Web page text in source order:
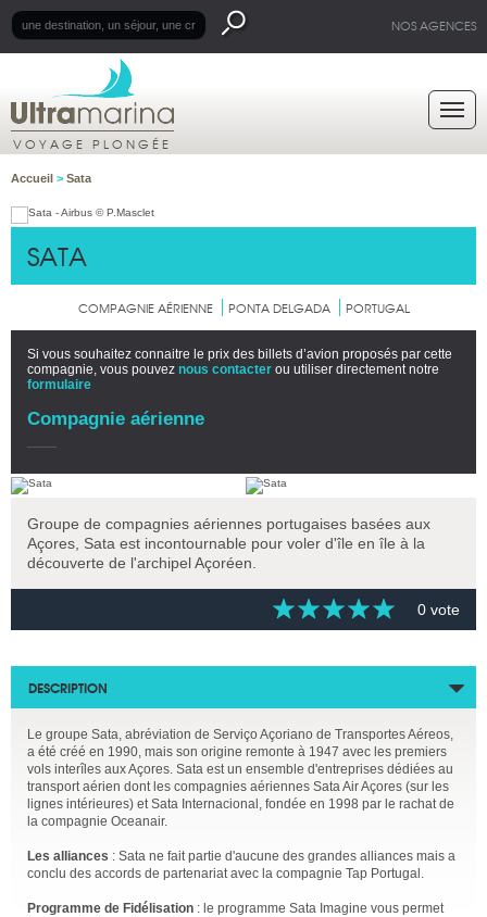
NOS AGENCES
VOYAGE PLONGÉE
Accueil > Sata
SATA
COMPAGNIE AÉRIENNE PONTA DELGADA PORTUGAL
Si vous souhaitez connaitre le prix des billets d’avion proposés par cette
compagnie, vous pouvez nous contacter ou utiliser directement notre
formulaire
Compagnie aérienne
Groupe de compagnies aériennes portugaises basées aux
Açores, Sata est incontournable pour voler d'île en île à la
découverte de l'archipel Açoréen.
0 vote
DESCRIPTION
Le groupe Sata, abréviation de Serviço Açoriano de Transportes Aéreos,
a été créé en 1990, mais son origine remonte à 1947 avec les premiers
vols interîles aux Açores. Sata est un ensemble d'entreprises dédiées au
transport aérien dont les compagnies aériennes Sata Air Açores (sur les
lignes intérieures) et Sata Internacional, fondée en 1998 par le rachat de
la compagnie Oceanair.
Les alliances : Sata ne fait partie d'aucune des grandes alliances mais a
conclu des accords de partenariat avec la compagnie Tap Portugal.
Programme de Fidélisation : le programme Sata Imagine vous permet